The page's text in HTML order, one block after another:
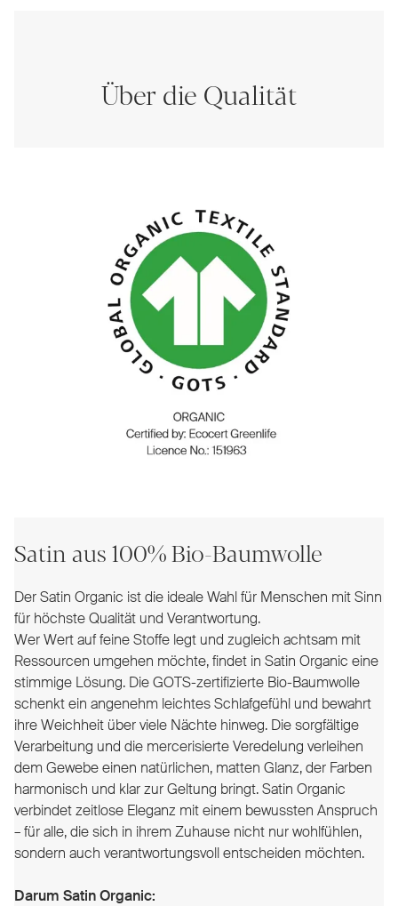
Über die Qualität
Satin aus 100% Bio-Baumwolle
Der Satin Organic ist die ideale Wahl für Menschen mit Sinn
für höchste Qualität und Verantwortung.
Wer Wert auf feine Stoffe legt und zugleich achtsam mit
Ressourcen umgehen möchte, findet in Satin Organic eine
stimmige Lösung. Die GOTS-zertifizierte Bio-Baumwolle
schenkt ein angenehm leichtes Schlafgefühl und bewahrt
ihre Weichheit über viele Nächte hinweg. Die sorgfältige
Verarbeitung und die mercerisierte Veredelung verleihen
dem Gewebe einen natürlichen, matten Glanz, der Farben
harmonisch und klar zur Geltung bringt. Satin Organic
verbindet zeitlose Eleganz mit einem bewussten Anspruch
– für alle, die sich in ihrem Zuhause nicht nur wohlfühlen,
sondern auch verantwortungsvoll entscheiden möchten.
Darum Satin Organic: